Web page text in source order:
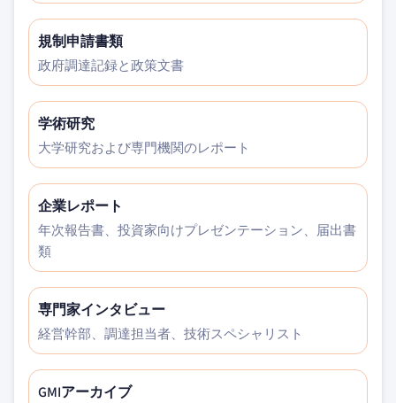
規制申請書類
政府調達記録と政策文書
学術研究
大学研究および専門機関のレポート
企業レポート
年次報告書、投資家向けプレゼンテーション、届出書
類
専門家インタビュー
経営幹部、調達担当者、技術スペシャリスト
GMIアーカイブ